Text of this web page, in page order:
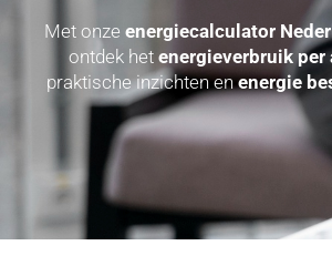
Met onze energiecalculator
ontdek het energieverbruik per
praktische inzichten enenergie